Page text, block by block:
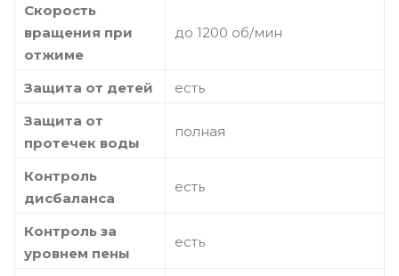
Скорость
вращения при
отжиме
до 1200 об/мин
Защита от детей
есть
Защита от
протечек воды
полная
Контроль
дисбаланса
есть
Контроль за
уровнем пены
есть